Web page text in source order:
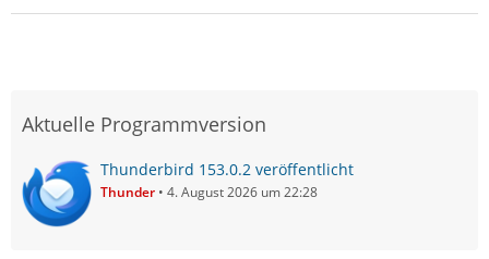
Aktuelle Programmversion
Thunderbird 153.0.2 veröffentlicht
Thunder 4. August 2026 um 22:28